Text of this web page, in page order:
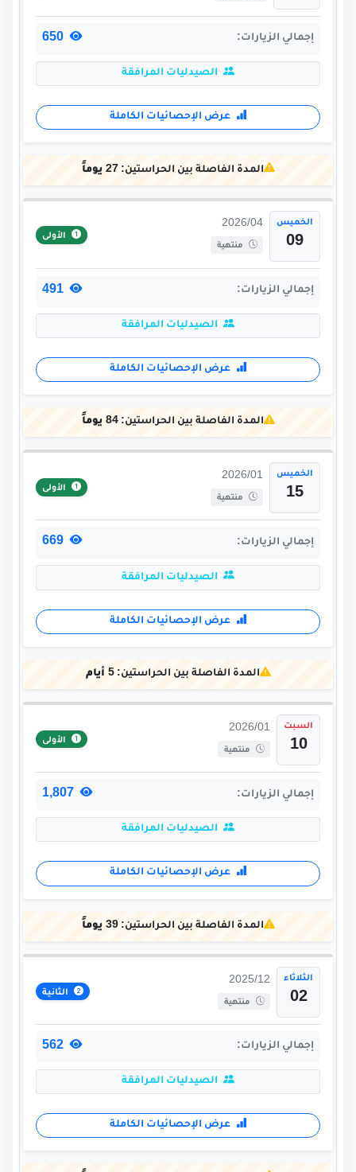
إجمالي الزيارات:
الصيدليات المرافقة
عرض الإحصائيات الكاملة
المدة الفاصلة بين الحراستين: 27 يوماً
الخميس
09
2026/04
منتهية
الأولى
إجمالي الزيارات:
الصيدليات المرافقة
عرض الإحصائيات الكاملة
المدة الفاصلة بين الحراستين:84 يوماً
الخميس
15
2026/01
منتهية
الأولى
إجمالي الزيارات:
الصيدليات المرافقة
عرض الإحصائيات الكاملة
المدة الفاصلة بين الحراستين:5 أيام
السبت
10
2026/01
منتهية
الأولى
إجمالي الزيارات:
الصيدليات المرافقة
عرض الإحصائيات الكاملة
المدة الفاصلة بين الحراستين:39 يوماً
الثلاثاء
02
2025/12
منتهية
الثانية
إجمالي الزيارات:
الصيدليات المرافقة
عرض الإحصائيات الكاملة